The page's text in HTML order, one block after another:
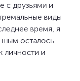
с друзьями и
виды
время, я
осталось
личности и